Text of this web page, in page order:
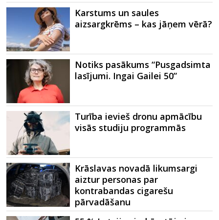
Karstums un saules
aizsargkrēms – kas jāņem vērā?
Notiks pasākums “Pusgadsimta
lasījumi. Ingai Gailei 50”
Turība ievieš dronu apmācību
visās studiju programmās
Krāslavas novadā likumsargi
aiztur personas par
kontrabandas cigarešu
pārvadāšanu